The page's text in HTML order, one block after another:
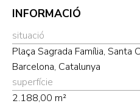
INFORMACIÓ
situació
Plaça Sagrada Família, Santa
Barcelona, Catalunya
superfície
2.188,00 m²